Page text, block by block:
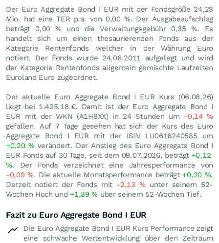
Der Euro Aggregate Bond I EUR mit der Fondsgröße 24,28
Mio. hat eine TER p.a. von 0,00 %. Der Ausgabeaufschlag
beträgt 0,00 % und die Verwaltungsgebühr 0,35 %. Es
handelt sich um einen thesaurierenden Fonds aus der
Kategorie Rentenfonds welcher in der Währung Euro
notiert. Der Fonds wurde 24.06.2011 aufgelegt und wird
der Kategorie Rentenfonds allgemein gemischte Laufzeiten
Euroland Euro zugeordnet.
Der aktuelle Euro Aggregate Bond I EUR Kurs (06.08.26)
liegt bei 1.425,18 €. Damit ist der Euro Aggregate Bond I
EUR mit der WKN (A1H9XX) in 24 Stunden um -0,14%
gefallen. Auf 7 Tage gesehen hat sich der Kurs des Euro
Aggregate Bond I EUR mit der ISIN LU0616240585 um
+0,20 %verändert. Der Anstieg des Euro Aggregate Bond I
EUR Fonds auf 30 Tage, seit dem 09.07.2026, beträgt +0,12
%. Der Fonds verzeichnet eine Jahresperformance von
-0,09%. Die aktuelle Monatsperformance beträgt +0,20 %.
Derzeit notiert der Fonds mit -2,13 %unter seinem 52-
Wochen Hoch und +1,89% über seinem 52-Wochen Tief.
Fazit zu Euro Aggregate Bond I EUR
Die Euro Aggregate Bond I EUR Kurs Performance zeigt
eine schwache Wertentwicklung über den Zeitraum